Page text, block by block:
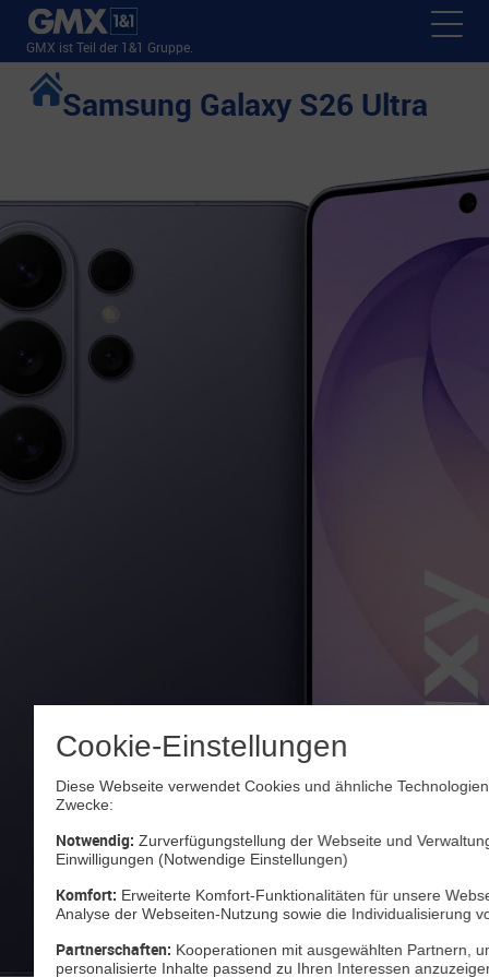
GMX ist Teil der 1&1 Gruppe.
Samsung Galaxy S26 Ultra
Cookie-Einstellungen
Diese Webseite verwendet Cookies und ähnliche
Zwecke:
Notwendig: Zurverfügungstellung der Webseite und
Einwilligungen (Notwendige Einstellungen)
Komfort: Erweiterte Komfort-Funktionalitäten für unsere
Analyse der Webseiten-Nutzung sowie die Individualisierung
Partnerschaften: Kooperationen mit ausgewählten Partnern,
personalisierte Inhalte passend zu Ihren Interessen